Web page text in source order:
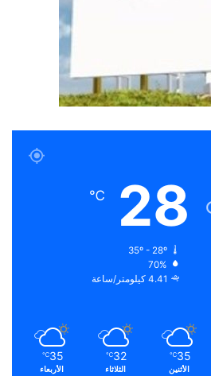
28
℃
35º - 28º
70%
4.41 كيلومتر/ساعة
35
℃
الأثنين
32
℃
الثلاثاء
35
℃
الأربعاء